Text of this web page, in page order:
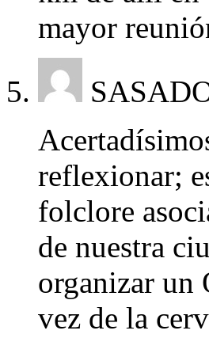
mayor
reflexionar;
folclore
de nuestra
organizar un
vez de la